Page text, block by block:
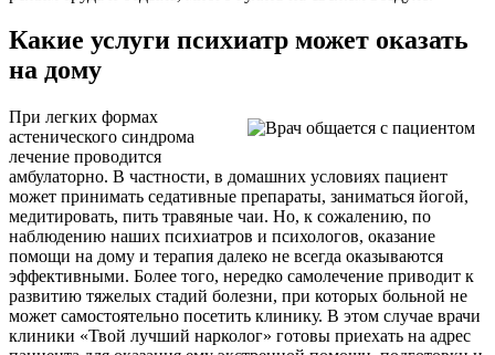
Какие услуги психиатр может оказать
на дому
При легких формах
астенического синдрома
лечение проводится
амбулаторно. В частности, в домашних условиях пациент
может принимать седативные препараты, заниматься йогой,
медитировать, пить травяные чаи. Но, к сожалению, по
наблюдению наших психиатров и психологов, оказание
помощи на дому и терапия далеко не всегда оказываются
эффективными. Более того, нередко самолечение приводит к
развитию тяжелых стадий болезни, при которых больной не
может самостоятельно посетить клинику. В этом случае врачи
клиники «Твой лучший нарколог» готовы приехать на адрес